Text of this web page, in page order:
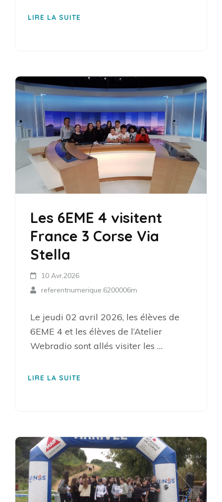
LIRE LA SUITE
Les 6EME 4 visitent
France 3 Corse Via
Stella
10 Avr,2026
referentnumerique.6200006m
Le jeudi 02 avril 2026, les élèves de
6EME 4 et les élèves de l’Atelier
Webradio sont allés visiter les …
LIRE LA SUITE